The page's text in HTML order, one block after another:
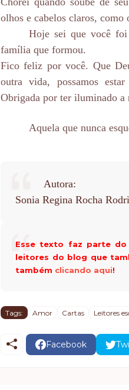
olhos e cabelos claros, como
Hoje sei que você
família que formou.
Fico feliz por você. Que
outra vida, possamos
Obrigada por ter iluminado a
Aquela que nunca
Autora:
Sonia Regina Rocha
Esse texto faz parte do
leitores do blog que
também clicando aqui!
Tags: Amor Cartas Leitores
Facebook